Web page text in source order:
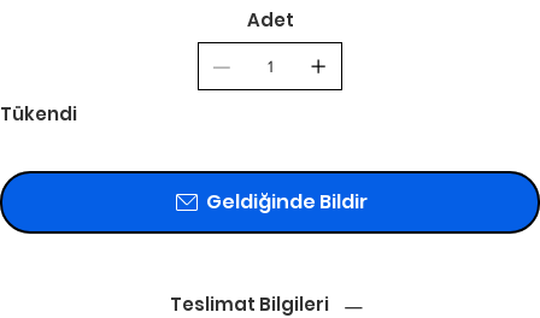
Adet
Tükendi
Geldiğinde Bildir
Teslimat Bilgileri